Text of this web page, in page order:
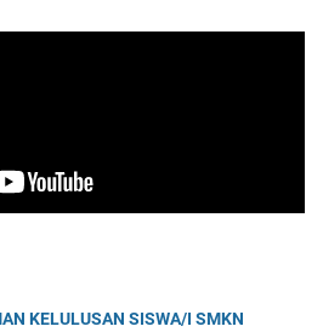
KELULUSAN SISWA/I SMKN